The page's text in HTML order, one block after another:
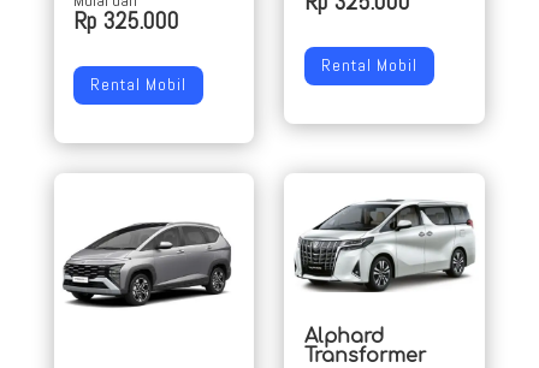
Rp 325.000
Rental Mobil
Rental Mobil
Alphard
Transformer